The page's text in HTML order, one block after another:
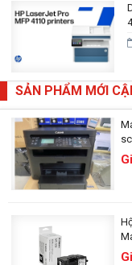
SẢN PHẨM MỚI